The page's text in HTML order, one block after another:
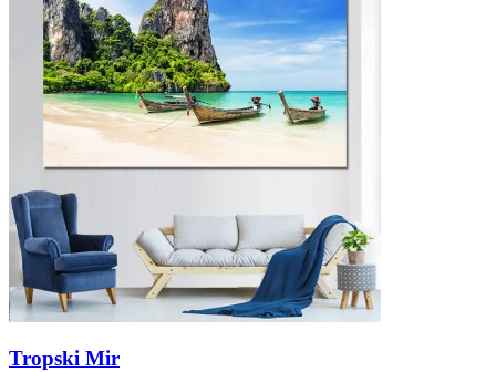
Tropski Mir